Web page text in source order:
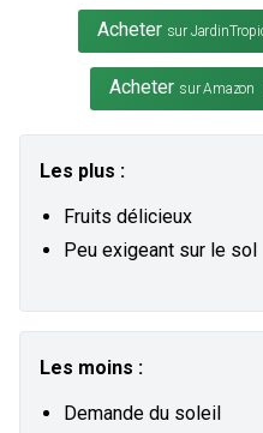
Acheter sur
Acheter sur Amazon
Les plus :
Fruits délicieux
Peu exigeant sur le sol
Les moins :
Demande du soleil